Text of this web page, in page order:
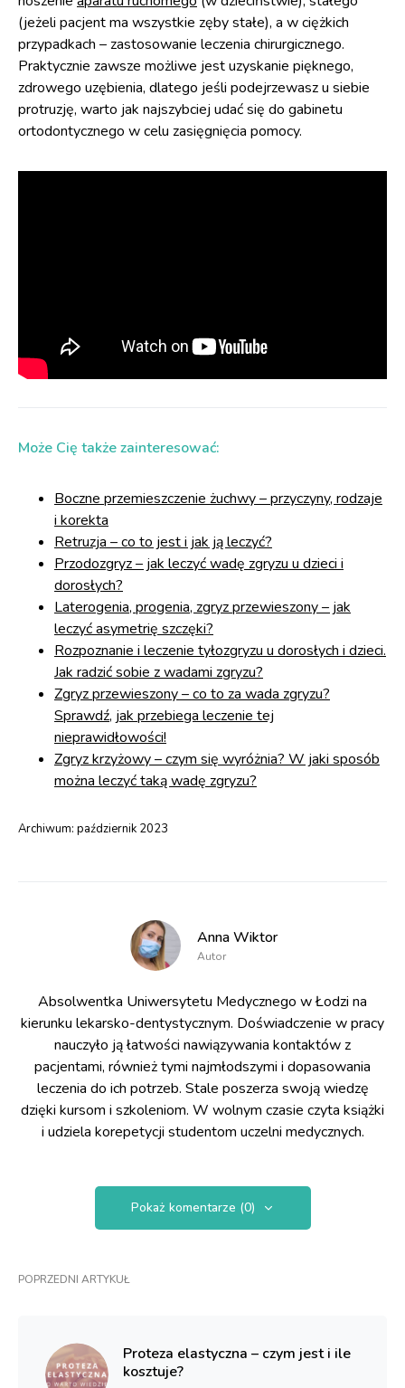
(jeżeli pacjent ma wszystkie zęby stałe), a w ciężkich
przypadkach – zastosowanie leczenia chirurgicznego.
Praktycznie zawsze możliwe jest uzyskanie pięknego,
zdrowego uzębienia, dlatego jeśli podejrzewasz u siebie
protruzję, warto jak najszybciej udać się do gabinetu
ortodontycznego w celu zasięgnięcia pomocy.
Może Cię także zainteresować:
Boczne przemieszczenie żuchwy – przyczyny, rodzaje
i korekta
Retruzja – co to jest i jak ją leczyć?
Przodozgryz – jak leczyć wadę zgryzu u dzieci i
dorosłych?
Laterogenia, progenia, zgryz przewieszony – jak
leczyć asymetrię szczęki?
Rozpoznanie i leczenie tyłozgryzu u dorosłych i dzieci.
Jak radzić sobie z wadami zgryzu?
Zgryz przewieszony – co to za wada zgryzu?
Sprawdź, jak przebiega leczenie tej
nieprawidłowości!
Zgryz krzyżowy – czym się wyróżnia? W jaki sposób
można leczyć taką wadę zgryzu?
Archiwum: październik 2023
Anna Wiktor
Autor
Absolwentka Uniwersytetu Medycznego w Łodzi na
kierunku lekarsko-dentystycznym. Doświadczenie w pracy
nauczyło ją łatwości nawiązywania kontaktów z
pacjentami, również tymi najmłodszymi i dopasowania
leczenia do ich potrzeb. Stale poszerza swoją wiedzę
dzięki kursom i szkoleniom. W wolnym czasie czyta książki
i udziela korepetycji studentom uczelni medycznych.
Pokaż komentarze (0)
POPRZEDNI ARTYKUŁ
Proteza elastyczna – czym jest i ile
kosztuje?